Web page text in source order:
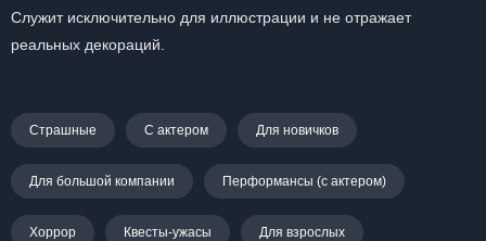
Служит исключительно для иллюстрации и не отражает
реальных декораций.
Страшные С актером Для новичков
Для большой компании Перформансы (с актером)
Хоррор Квесты-ужасы Для взрослых